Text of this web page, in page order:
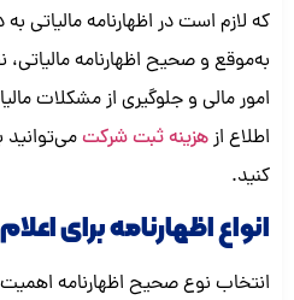
که لازم است در اظهارنامه مالیاتی
به‌موقع و صحیح اظهارنامه
امور مالی و جلوگیری از مشکلات
اطلاع ازهزینه ثبت شرکت
کنید.
انواع اظهارنامه برای
انتخاب نوع صحیح اظهارنامه اهمیت